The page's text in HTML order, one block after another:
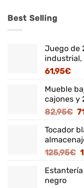
Best Selling
Juego de
61,95€
Mueble
cajones y
82,95€ El
Tocador
125,95€
negro